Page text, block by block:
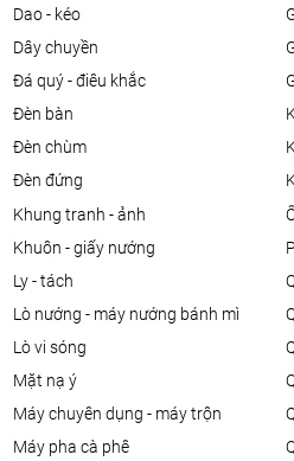
dao - kéo
dây chuyền
đá quý - điêu khắc
đèn bàn
đèn chùm
đèn đứng
khung tranh - ảnh
khuôn - giấy nướng
ly - tách
lò nướng - máy nướng bánh mì
lò vi sóng
mặt nạ ý
máy chuyên dụng - máy trộn
máy pha cà phê